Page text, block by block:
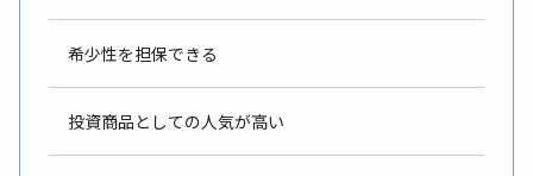
希少性を担保できる
投資商品としての人気が高い